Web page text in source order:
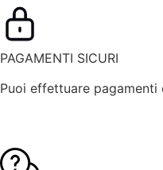
PAGAMENTI SICURI
Puoi effettuare pagamenti